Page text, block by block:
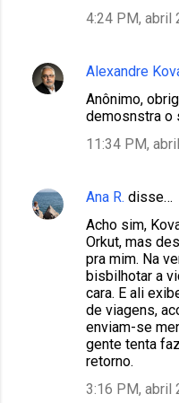
4:24 PM, abril
Alexandre
Anônimo,
demosnstra o
11:34 PM,
Ana R. disse…
Acho sim,
Orkut, mas
pra mim. Na
bisbilhotar a
cara. E ali
de viagens,
enviam-se
gente tenta
retorno.
3:16 PM, abril